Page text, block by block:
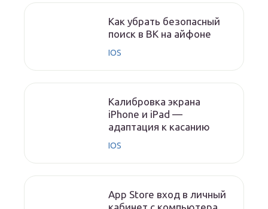
Как убрать безопасный
поиск в ВК на айфоне
IOS
Калибровка экрана
iPhone и iPad —
адаптация к касанию
IOS
App Store вход в личный